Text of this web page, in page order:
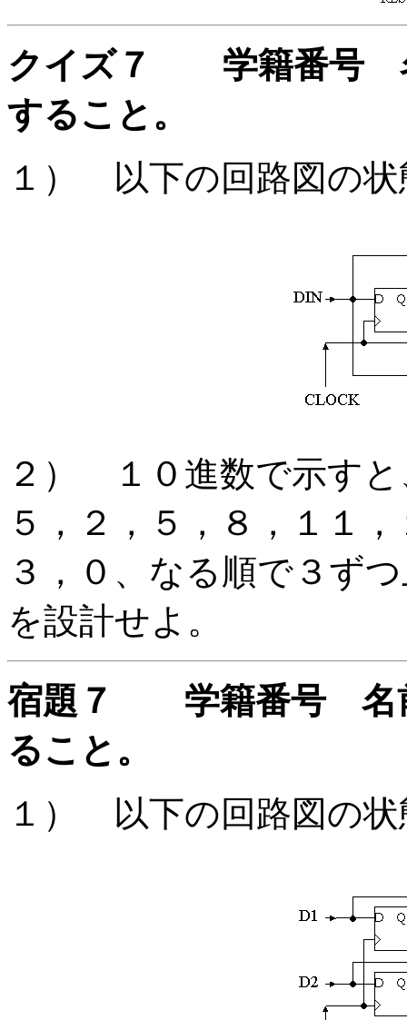
クイズ７ 学籍番号
すること。
１） 以下の回路図の状
２） １０進数で示すと
５，２，５，８，１１
３，０、なる順で３ず
を設計せよ。
宿題７ 学籍番号 名
ること。
１） 以下の回路図の状